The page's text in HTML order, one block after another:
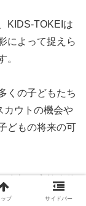
KIDS-TOKEIは
によって捉えら
。
くの子どもたち
カウトの機会や
どもの将来の可
参加は家族全体
ド作りから撮影
ップ サイドバー